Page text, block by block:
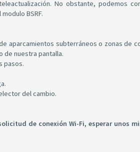
No obstante, podemos
BSRF.
aparcamientos subterráneos o zonas de
de nuestra pantalla.
pasos.
del cambio.
de conexión Wi-Fi, esperar unos